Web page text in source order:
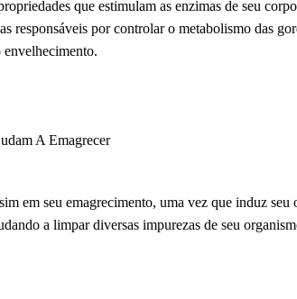
que estimulam as enzimas de seu
responsáveis por controlar o metabolismo das
em seu emagrecimento, uma vez que induz seu
a limpar diversas impurezas de seu